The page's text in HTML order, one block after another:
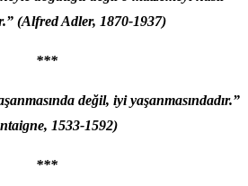
(Alfred Adler, 1870-1937)
***
değil, iyi yaşanmasındadır.”
1533-1592)
***